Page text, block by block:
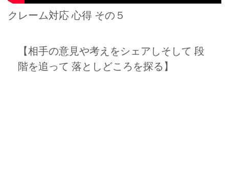
クレーム対応 心得 その５
【相手の意見や考えをシェアしそして 段
階を追って 落としどころを探る】